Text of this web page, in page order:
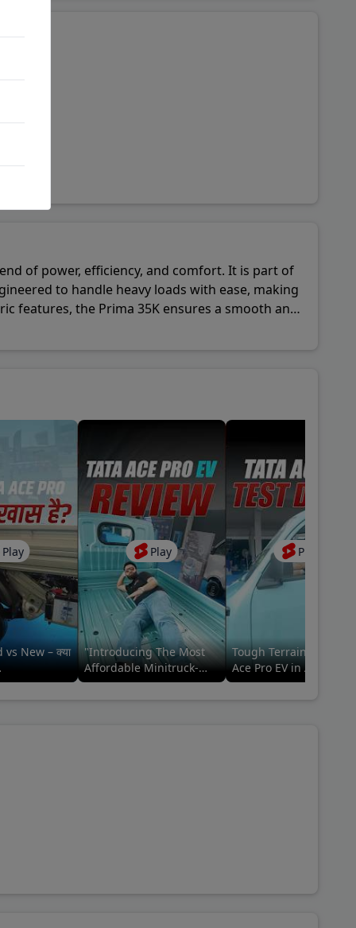
of power, efficiency, and comfort. It is part of
to handle heavy loads with ease, making
features, the Prima 35K ensures a smooth and
vehicle segment.
Play
New – क्या
Play
"Introducing The Most
Affordable Minitruck-
Tata ACE Pro EV Ab Meri
Play
Tough Terrain Trials,
Ace Pro EV in Action
(performance review)